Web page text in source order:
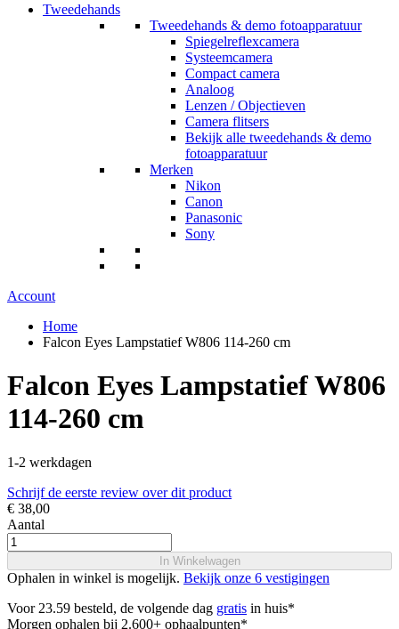
Tweedehands
Tweedehands & demo fotoapparatuur
Spiegelreflexcamera
Systeemcamera
Compact camera
Analoog
Lenzen / Objectieven
Camera flitsers
Bekijk alle tweedehands & demo
fotoapparatuur
Merken
Nikon
Canon
Panasonic
Sony
Account
Home
Falcon Eyes Lampstatief W806 114-260 cm
Falcon Eyes Lampstatief W806
114-260 cm
1-2 werkdagen
Schrijf de eerste review over dit product
€ 38,00
Aantal
In Winkelwagen
Ophalen in winkel is mogelijk. Bekijk onze 6 vestigingen
Voor 23.59 besteld, de volgende dag gratis in huis*
Morgen ophalen bij 2.600+ ophaalpunten*